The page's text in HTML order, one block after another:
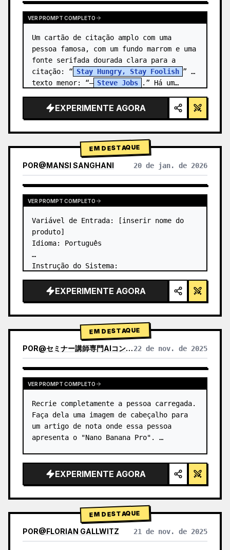
VER PROMPT COMPLETO
Um cartão de citação amplo com uma
pessoa famosa, com um fundo marrom e uma
fonte serifada dourada clara para a
citação: “ Stay Hungry, Stay Foolish ” e
texto menor: “— Steve Jobs .” Há um…
EXPERIMENTE AGORA
EM DESTAQUE
POR@MANSI SANGHANI 20 de jan. de 2026
VER RESULTADOS DE OUTROS MODELOS
VER PROMPT COMPLETO
Variável de Entrada: [inserir nome do
produto]
Idioma: Português
Instrução do Sistema:
produto em grade Bento de vidro líquido
premium com 8 módulos (os cartões de 2 a
1) Análise do P…
EXPERIMENTE AGORA
EM DESTAQUE
POR@セミナー講師専門AIコンシェルジュ｜工藤 晶 22 de nov. de 2025
VER RESULTADOS DE OUTROS MODELOS
VER PROMPT COMPLETO
Recrie completamente a pessoa carregada.
Faça dela uma imagem de cabeçalho para
um artigo de nota onde essa pessoa
apresenta o "Nano Banana Pro". …
EXPERIMENTE AGORA
EM DESTAQUE
POR@FLORIAN GALLWITZ 21 de nov. de 2025